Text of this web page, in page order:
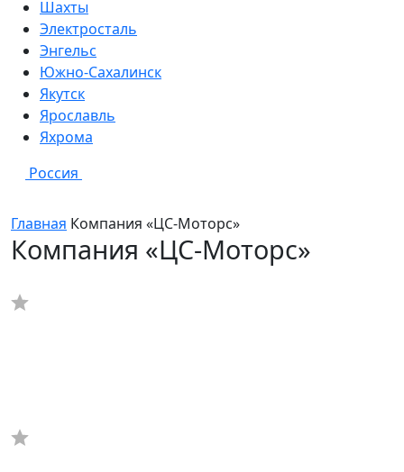
Шахты
Электросталь
Энгельс
Южно-Сахалинск
Якутск
Ярославль
Яхрома
Россия
Главная Компания «ЦС-Моторс»
Компания «ЦС-Моторс»